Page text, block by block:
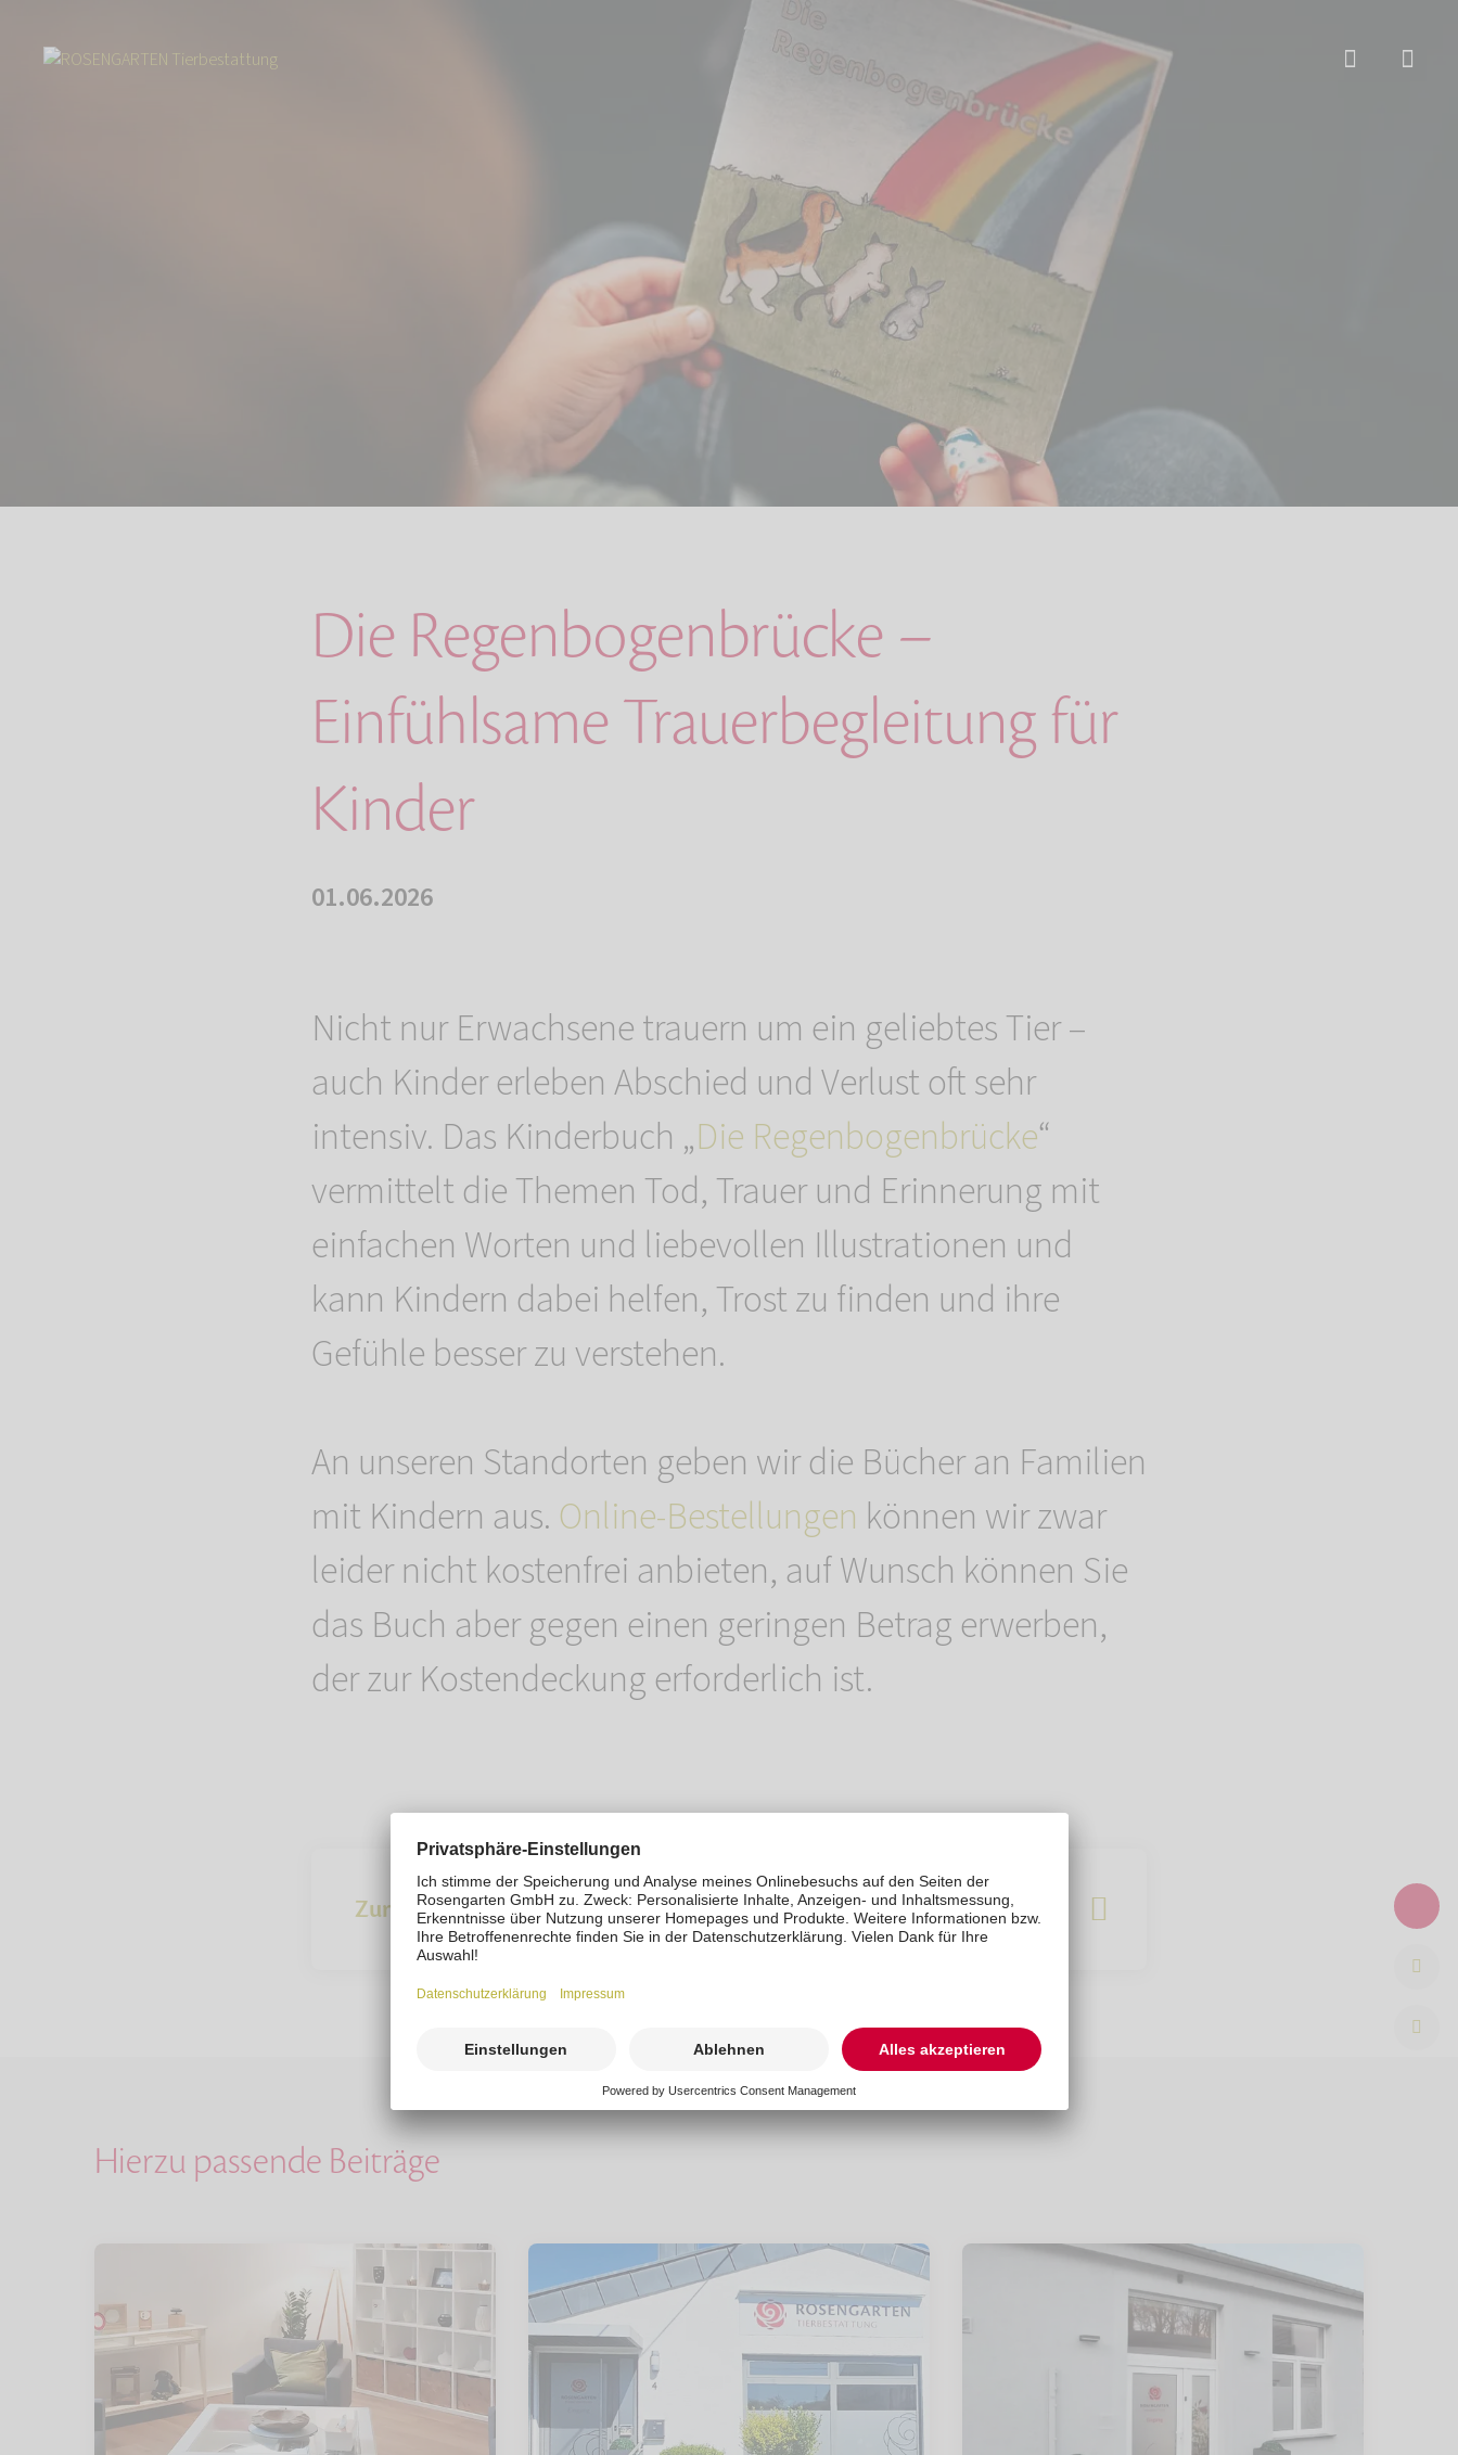
Die Regenbogenbrücke –
Einfühlsame Trauerbegleitung für
Kinder
01.06.2026
Nicht nur Erwachsene trauern um ein geliebtes Tier –
auch Kinder erleben Abschied und Verlust oft sehr
intensiv. Das Kinderbuch „Die Regenbogenbrücke“
vermittelt die Themen Tod, Trauer und Erinnerung mit
einfachen Worten und liebevollen Illustrationen und
kann Kindern dabei helfen, Trost zu finden und ihre
Gefühle besser zu verstehen.
An unseren Standorten geben wir die Bücher an Familien
mit Kindern aus. Online-Bestellungen können wir zwar
leider nicht kostenfrei anbieten, auf Wunsch können Sie
das Buch aber gegen einen geringen Betrag erwerben,
der zur Kostendeckung erforderlich ist.
Zur Übersicht
Hierzu passende Beiträge